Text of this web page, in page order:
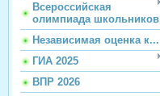
Всероссийская
олимпиада школьников
Независимая оценка к...
ГИА 2025
ВПР 2026